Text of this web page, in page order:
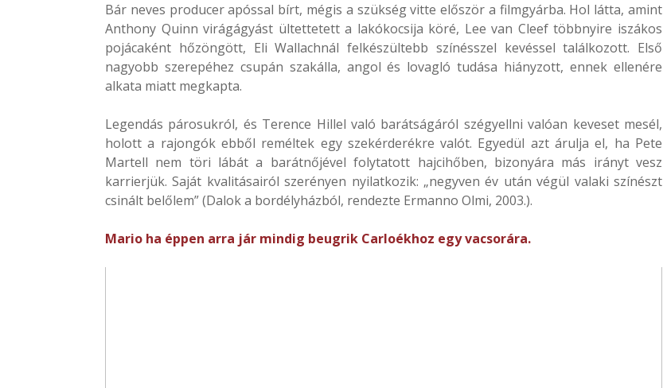
Bár neves producer apóssal bírt, mégis a szükség vitte először a filmgyárba. Hol látta, amint
Anthony Quinn virágágyást ültettetett a lakókocsija köré, Lee van Cleef többnyire iszákos
pojácaként hőzöngött, Eli Wallachnál felkészültebb színésszel kevéssel találkozott. Első
nagyobb szerepéhez csupán szakálla, angol és lovagló tudása hiányzott, ennek ellenére
alkata miatt megkapta.
Legendás párosukról, és Terence Hillel való barátságáról szégyellni valóan keveset mesél,
holott a rajongók ebből reméltek egy szekérderékre valót. Egyedül azt árulja el, ha Pete
Martell nem töri lábát a barátnőjével folytatott hajcihőben, bizonyára más irányt vesz
karrierjük. Saját kvalitásairól szerényen nyilatkozik: „negyven év után végül valaki színészt
csinált belőlem” (Dalok a bordélyházból, rendezte Ermanno Olmi, 2003.).
Mario ha éppen arra jár mindig beugrik Carloékhoz egy vacsorára.